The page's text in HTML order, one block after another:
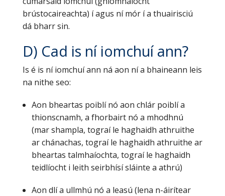
brústocaireachta) í agus ní mór í a thuairisciú
dá bharr sin.
D) Cad is ní iomchuí ann?
Is é is ní iomchuí ann ná aon ní a bhaineann leis
na nithe seo:
Aon bheartas poiblí nó aon chlár poiblí a
thionscnamh, a fhorbairt nó a mhodhnú
(mar shampla, tograí le haghaidh athruithe
ar chánachas, tograí le haghaidh athruithe ar
bheartas talmhaíochta, tograí le haghaidh
teidlíocht i leith seirbhísí sláinte a athrú)
Aon dlí a ullmhú nó a leasú (lena n-áirítear